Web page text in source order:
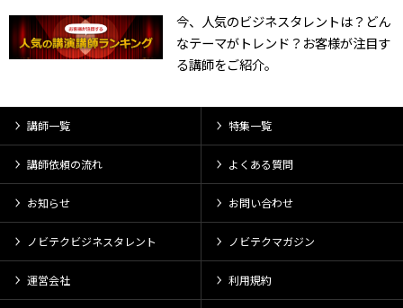
今、人気のビジネスタレントは？どん
なテーマがトレンド？お客様が注目す
る講師をご紹介。
講師一覧 特集一覧
講師依頼の流れ よくある質問
お知らせ お問い合わせ
ノビテクビジネスタレント ノビテクマガジン
運営会社 利用規約